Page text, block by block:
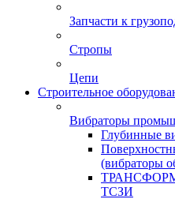
Запчасти к
Стропы
Цепи
Строительное
Вибраторы
Глубинные
(вибраторы
ТСЗИ